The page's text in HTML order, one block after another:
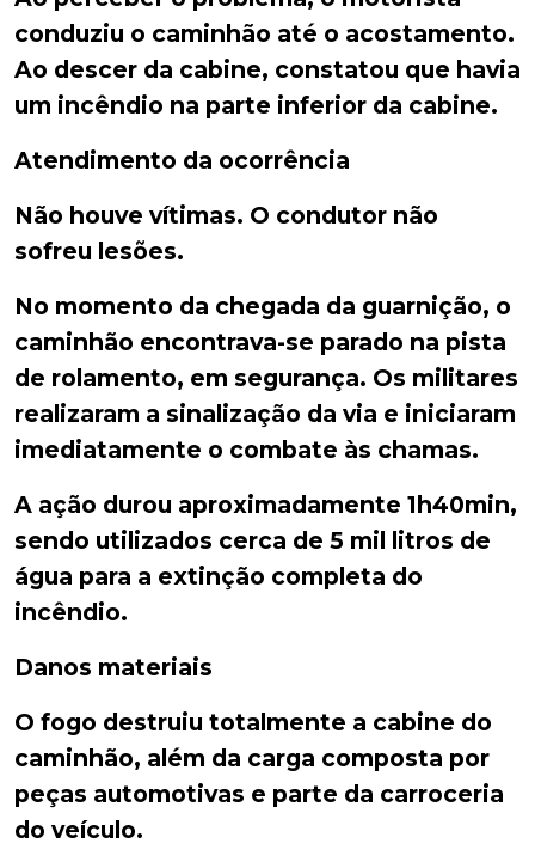
conduziu o caminhão até o acostamento.
Ao descer da cabine, constatou que havia
um incêndio na parte inferior da cabine.
Atendimento da ocorrência
Não houve vítimas. O condutor não
sofreu lesões.
No momento da chegada da guarnição, o
caminhão encontrava-se parado na pista
de rolamento, em segurança. Os militares
realizaram a sinalização da via e iniciaram
imediatamente o combate às chamas.
A ação durou aproximadamente 1h40min,
sendo utilizados cerca de 5 mil litros de
água para a extinção completa do
incêndio.
Danos materiais
O fogo destruiu totalmente a cabine do
caminhão, além da carga composta por
peças automotivas e parte da carroceria
do veículo.